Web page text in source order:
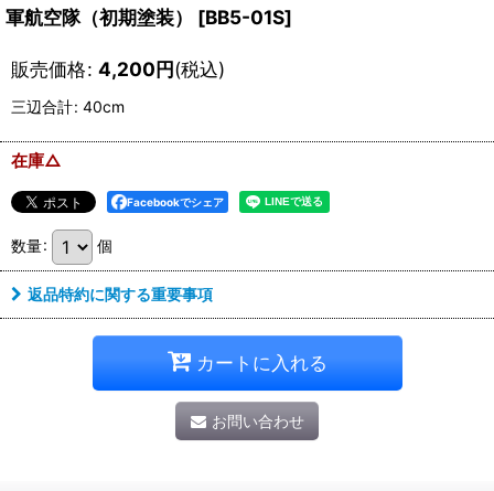
軍航空隊（初期塗装）
[BB5-01S]
販売価格: 4,200円(税込)
三辺合計: 40cm
在庫△
Facebookでシェア
数量: 個
返品特約に関する重要事項
カートに入れる
お問い合わせ